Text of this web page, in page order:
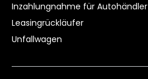
Inzahlungnahme für Autohändler
Leasing­rückläufer
Unfallwagen